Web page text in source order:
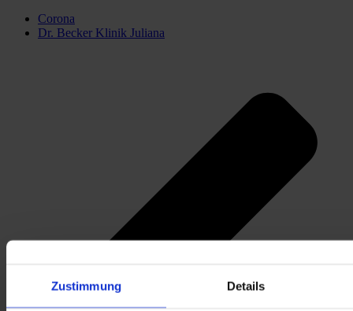
Zustimmung Details
Corona
Dr. Becker Klinik Juliana